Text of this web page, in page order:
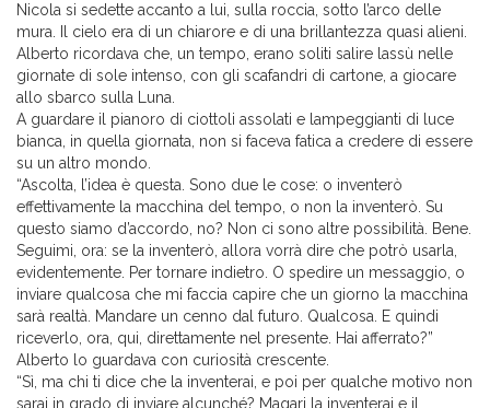
Nicola si sedette accanto a lui, sulla roccia, sotto l’arco delle
mura. Il cielo era di un chiarore e di una brillantezza quasi alieni.
Alberto ricordava che, un tempo, erano soliti salire lassù nelle
giornate di sole intenso, con gli scafandri di cartone, a giocare
allo sbarco sulla Luna.
A guardare il pianoro di ciottoli assolati e lampeggianti di luce
bianca, in quella giornata, non si faceva fatica a credere di essere
su un altro mondo.
“Ascolta, l’idea è questa. Sono due le cose: o inventerò
effettivamente la macchina del tempo, o non la inventerò. Su
questo siamo d’accordo, no? Non ci sono altre possibilità. Bene.
Seguimi, ora: se la inventerò, allora vorrà dire che potrò usarla,
evidentemente. Per tornare indietro. O spedire un messaggio, o
inviare qualcosa che mi faccia capire che un giorno la macchina
sarà realtà. Mandare un cenno dal futuro. Qualcosa. E quindi
riceverlo, ora, qui, direttamente nel presente. Hai afferrato?”
Alberto lo guardava con curiosità crescente.
“Sì, ma chi ti dice che la inventerai, e poi per qualche motivo non
sarai in grado di inviare alcunché? Magari la inventerai e il